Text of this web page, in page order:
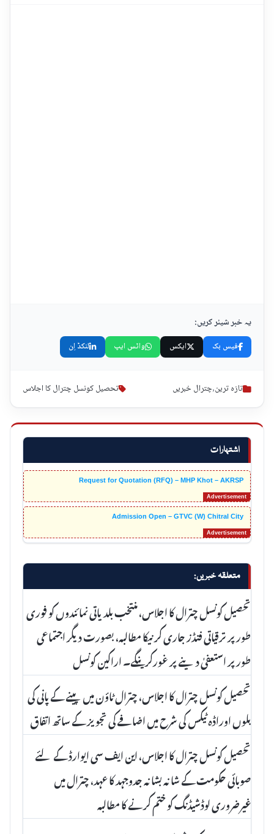
اشتہارات
Request for Quotation (RFQ) – MHP Khot – AKRSP
Admission Open – GTVC (W) Chitral City
متعلقہ خبریں:
تحصیل کونسل چترال کا اجلاس، منتخب بلدیاتی نمائندوں کو فوری
طور پر ترقیاتی فنڈز جاری کرنیکا مطالبہ، بصورت دیگر اجتماعی
طور پر استعفیٰ دینے پر غورکرینگے۔ اراکین کونسل
تحصیل کونسل چترال کا اجلاس، چترال ٹاؤن میں پینے کے پانی کی
بلوں اوراڈہ ٹیکس کی شرح میں اضافے کی تجویز کے ساتھ اتفاق
تحصیل کونسل چترال کا اجلاس، این ایف سی ایوارڈ کے لئے
صوبائی حکومت کے شانہ بشانہ جدوجہد کا عہد، چترال میں
غیرضروری لوڈشیڈنگ کو ختم کرنے کا مطالبہ
یہ خبر شیئر کریں:
فیس بک ایکس واٹس ایپ لنکڈ اِن
تازہ ترین,چترال خبریں تحصیل کونسل چترال کا اجلاس